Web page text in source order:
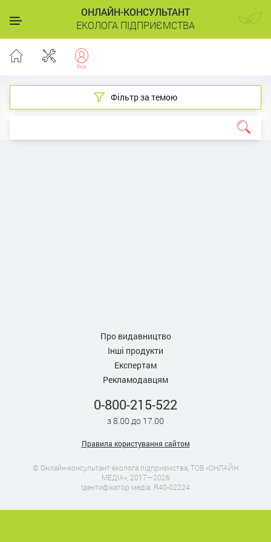
ОНЛАЙН-КОНСУЛЬТАНТ
ЕКОЛОГА ПІДПРИЄМСТВА
Фільтр за темою
Про видавництво
Інші продукти
Експертам
Рекламодавцям
0-800-215-522
з 8.00 до 17.00
Правила користування сайтом
© Онлайн-консультант еколога підприємства, ТОВ «ОНЛАЙН
МЕДІА», 2017—2026
Ідентифікатор медіа: R40-02224